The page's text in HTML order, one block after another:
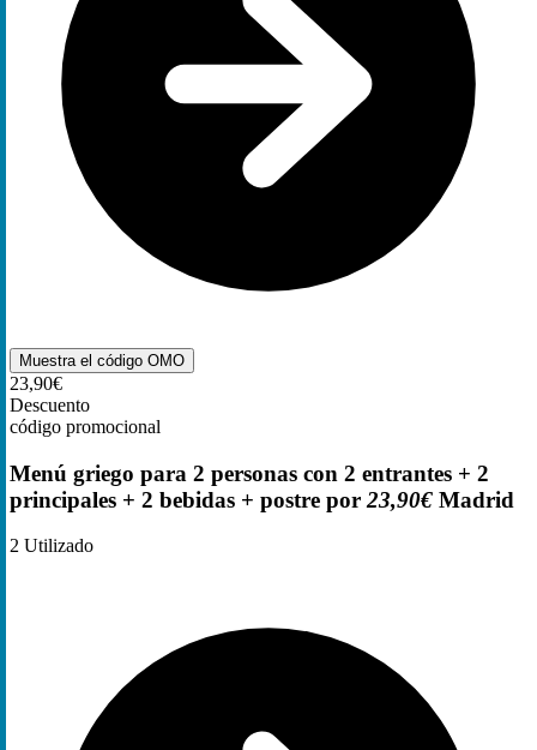
Muestra el código OMO
23,90€
Descuento
código promocional
Menú griego para 2 personas con 2 entrantes + 2
principales + 2 bebidas + postre por 23,90€ Madrid
2 Utilizado